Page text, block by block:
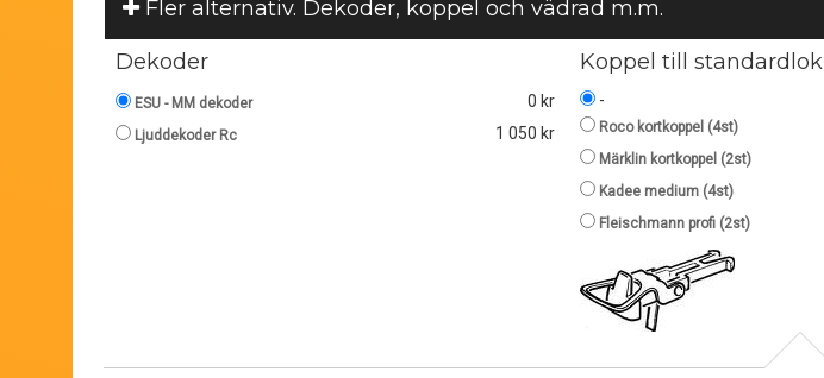
Fler alternativ. Dekoder, koppel och vädrad m.m.
Dekoder
ESU - MM dekoder 0 kr
Ljuddekoder Rc 1 050 kr
Koppel till standardlok
-
Roco kortkoppel (4st)
Märklin kortkoppel (2st)
Kadee medium (4st)
Fleischmann profi (2st)